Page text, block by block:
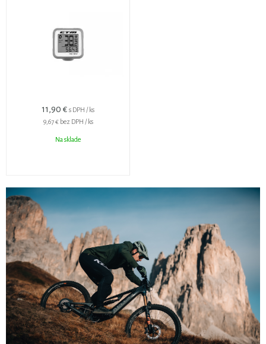
11,90 € s DPH / ks
9,67 € bez DPH / ks
Na sklade